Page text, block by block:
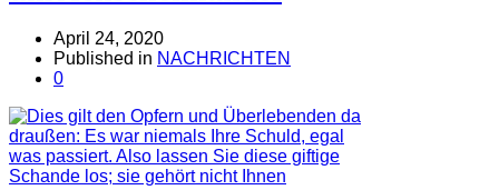
April 24, 2020
Published in NACHRICHTEN
0